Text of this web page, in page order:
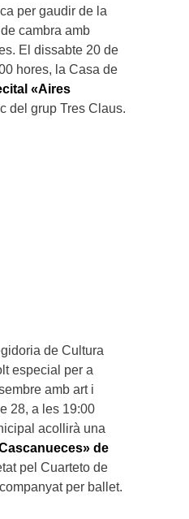
per gaudir de la
cambra amb
El dissabte 20 de
hores, la Casa de
«Aires
del grup Tres Claus.
de Cultura
especial per a
amb art i
28, a les 19:00
acollirà una
de
pel Cuarteto de
per ballet.